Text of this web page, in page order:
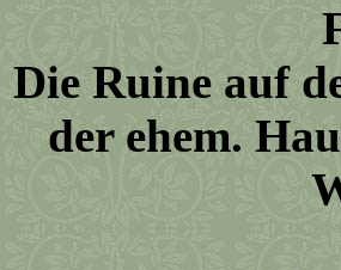
Die Ruine auf
der ehem.